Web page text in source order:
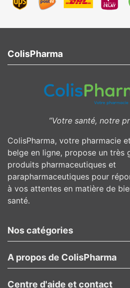
ColisPharma
”Votre santé, notre
ColisPharma, votre pharmacie
belge en ligne, propose un très
produits pharmaceutiques et
parapharmaceutiques pour
à vos attentes en matière de
santé.
Nos catégories
A propos de ColisPharma
Centre d'aide et contact